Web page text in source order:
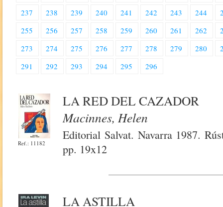
237
238 239 240 241 242 243 244
255
256 257 258 259 260 261 262
273
274 275 276 277 278 279 280
291
292 293 294 295 296
Ref.: 11182
LA RED DEL CAZADOR
Macinnes, Helen
Editorial Salvat. Navarra 1987.
pp. 19x12
LA ASTILLA